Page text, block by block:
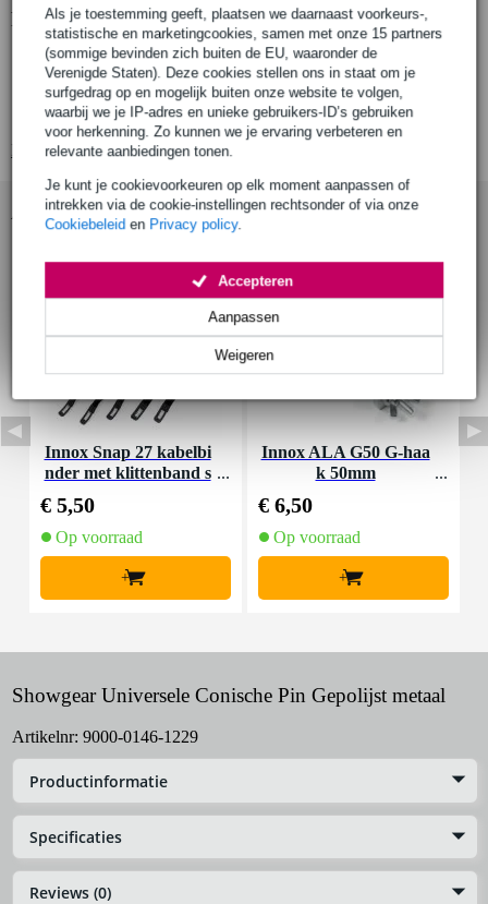
Als je toestemming geeft, plaatsen we daarnaast voorkeurs-,
statistische en marketingcookies, samen met onze 15 partners
(sommige bevinden zich buiten de EU, waaronder de
Verenigde Staten). Deze cookies stellen ons in staat om je
surfgedrag op en mogelijk buiten onze website te volgen,
waarbij we je IP-adres en unieke gebruikers-ID’s gebruiken
voor herkenning. Zo kunnen we je ervaring verbeteren en
relevante aanbiedingen tonen.
Je kunt je cookievoorkeuren op elk moment aanpassen of
intrekken via de cookie-instellingen rechtsonder of via onze
Cookiebeleid en Privacy policy.
Weigeren
Aanpassen
Accepteren
Productinformatie
Aantal stuks: 1
Materiaal: gepolijst metaal
Lengte: 70 mm
Bekijk alle productspecificaties
Accessoires (7)
Innox Snap 27 kabelbi
nder met klittenband s
€ 5,50
Op voorraad
+
Innox ALA G50 G-haa
k 50mm
€ 6,50
Op voorraad
+
Showgear Universele Conische Pin Gepolijst metaal
Artikelnr: 9000-0146-1229
Productinformatie
Specificaties
Reviews (0)